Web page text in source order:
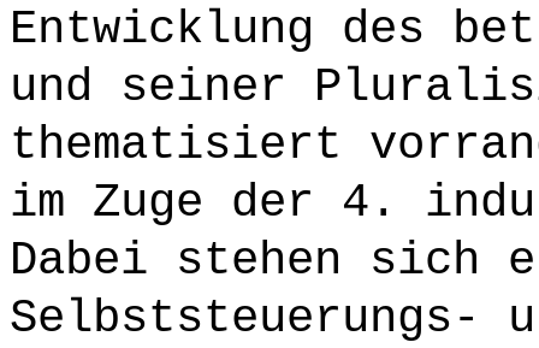
Entwicklung des
und seiner
thematisiert
im Zuge der 4.
Dabei stehen sich
Selbststeuerungs-